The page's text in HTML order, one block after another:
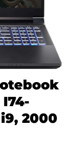
2000